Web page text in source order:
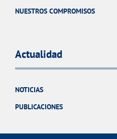
NUESTROS COMPROMISOS
Actualidad
NOTICIAS
PUBLICACIONES